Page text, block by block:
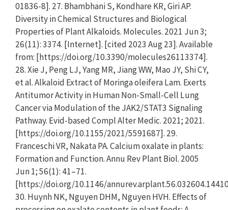
01836-8]. 27. Bhambhani S, Kondhare KR, Giri AP.
Diversity in Chemical Structures and Biological
Properties of Plant Alkaloids. Molecules. 2021 Jun 3;
26(11): 3374. [Internet]. [cited 2023 Aug 23]. Available
from: [https://doi.org/10.3390/molecules26113374].
28. Xie J, Peng LJ, Yang MR, Jiang WW, Mao JY, Shi CY,
et al. Alkaloid Extract of Moringa oleifera Lam. Exerts
Antitumor Activity in Human Non-Small-Cell Lung
Cancer via Modulation of the JAK2/STAT3 Signaling
Pathway. Evid-based Compl Alter Medic. 2021; 2021.
[https://doi.org/10.1155/2021/5591687]. 29.
Franceschi VR, Nakata PA. Calcium oxalate in plants:
Formation and Function. Annu Rev Plant Biol. 2005
Jun 1; 56(1): 41–71.
[https://doi.org/10.1146/
30. Huynh NK, Nguyen DHM, Nguyen HVH. Effects of